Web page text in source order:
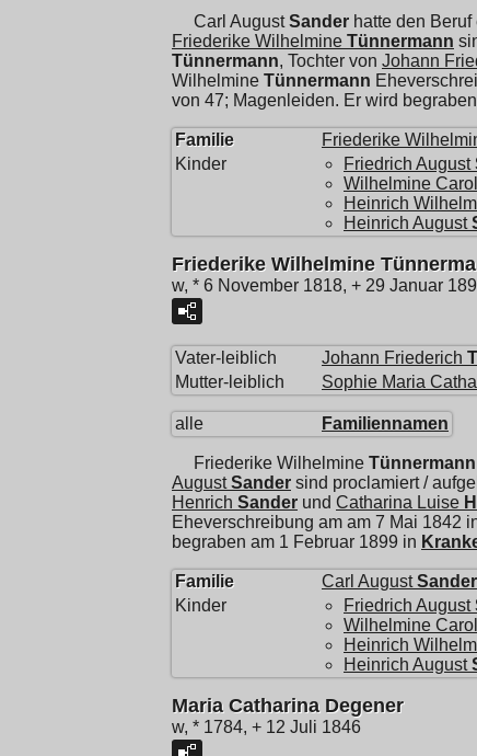
Carl August Sander hatte den
Friederike Wilhelmine Tünnermann
Tünnermann, Tochter von Johann
Wilhelmine Tünnermann
von 47; Magenleiden. Er wird
Familie Friederike
Kinder
Friedrich August
Wilhelmine
Heinrich Wilhelm
Heinrich August
Friederike Wilhelmine
w, * 6 November 1818, + 29 Januar
Vater-leiblich Johann Friederich
Mutter-leiblich
Sophie Maria
alle Familiennamen
Friederike Wilhelmine Tünnermann
August Sander sind proclamiert /
Henrich Sander und Catharina Luise
Eheverschreibung am am 7 Mai 1842
begraben am 1 Februar 1899 in
Familie Carl August Sander
Kinder
Friedrich August
Wilhelmine
Heinrich Wilhelm
Heinrich August
Maria Catharina Degener
w, * 1784, + 12 Juli 1846